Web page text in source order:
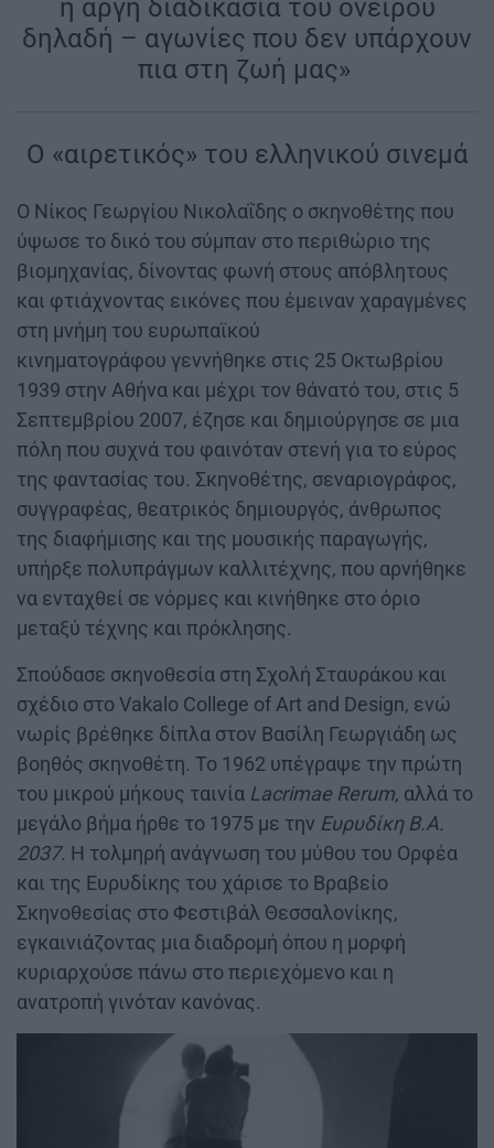
η αργή διαδικασία του ονείρου
δηλαδή – αγωνίες που δεν υπάρχουν
πια στη ζωή μας»
Ο «αιρετικός» του ελληνικού σινεμά
Ο Νίκος Γεωργίου Νικολαΐδης ο σκηνοθέτης που
ύψωσε το δικό του σύμπαν στο περιθώριο της
βιομηχανίας, δίνοντας φωνή στους απόβλητους
και φτιάχνοντας εικόνες που έμειναν χαραγμένες
στη μνήμη του ευρωπαϊκού
κινηματογράφου γεννήθηκε στις 25 Οκτωβρίου
1939 στην Αθήνα και μέχρι τον θάνατό του, στις 5
Σεπτεμβρίου 2007, έζησε και δημιούργησε σε μια
πόλη που συχνά του φαινόταν στενή για το εύρος
της φαντασίας του. Σκηνοθέτης, σεναριογράφος,
συγγραφέας, θεατρικός δημιουργός, άνθρωπος
της διαφήμισης και της μουσικής παραγωγής,
υπήρξε πολυπράγμων καλλιτέχνης, που αρνήθηκε
να ενταχθεί σε νόρμες και κινήθηκε στο όριο
μεταξύ τέχνης και πρόκλησης.
Σπούδασε σκηνοθεσία στη Σχολή Σταυράκου και
σχέδιο στο Vakalo College of Art and Design, ενώ
νωρίς βρέθηκε δίπλα στον Βασίλη Γεωργιάδη ως
βοηθός σκηνοθέτη. Το 1962 υπέγραψε την πρώτη
του μικρού μήκους ταινία Lacrimae Rerum, αλλά το
μεγάλο βήμα ήρθε το 1975 με την Ευρυδίκη Β.Α.
2037. Η τολμηρή ανάγνωση του μύθου του Ορφέα
και της Ευρυδίκης του χάρισε το Βραβείο
Σκηνοθεσίας στο Φεστιβάλ Θεσσαλονίκης,
εγκαινιάζοντας μια διαδρομή όπου η μορφή
κυριαρχούσε πάνω στο περιεχόμενο και η
ανατροπή γινόταν κανόνας.